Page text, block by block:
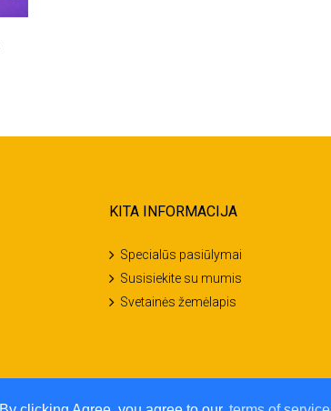
KITA INFORMACIJA
Specialūs pasiūlymai
Susisiekite su mumis
Svetainės žemėlapis